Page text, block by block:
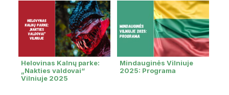
Helovinas Kalnų parke:
„Nakties valdovai“
Vilniuje 2025
Mindauginės Vilniuje
2025: Programa